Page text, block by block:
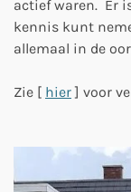
actief waren. Er
kennis kunt
allemaal in de
Zie [ hier] voor